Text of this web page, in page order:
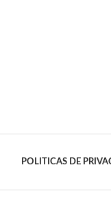
POLITICAS DE